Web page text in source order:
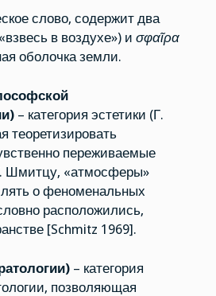
слово, содержит два
в воздухе») и σφαῖρα
оболочка земли.
) – категория эстетики (Г.
теоретизировать
переживаемые
Шмитцу, «атмосферы»
о феноменальных
расположились,
[Schmitz 1969].
) – категория
позволяющая